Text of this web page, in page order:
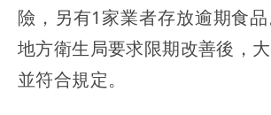
險，另有1家業者存放逾期食
地方衛生局要求限期改善後，
並符合規定。